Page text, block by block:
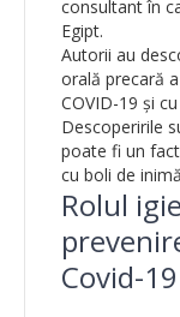
consultant în
Egipt.
Autorii au
orală precară
COVID-19 și
Descoperirile
poate fi un
cu boli de
Rolul
Covid-19